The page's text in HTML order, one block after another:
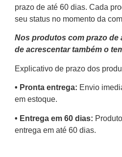
prazo de até 60 dias. Cada
seu status no momento da
Nos produtos com prazo de
de acrescentar também o
Explicativo de prazo dos
•⁠ ⁠Pronta entrega: Envio
em estoque.
•⁠ Entrega em 60 dias:
entrega em até 60 dias.